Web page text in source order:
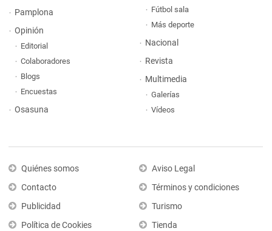
Pamplona
Opinión
Editorial
Colaboradores
Blogs
Encuestas
Osasuna
Fútbol sala
Más deporte
Nacional
Revista
Multimedia
Galerías
Vídeos
Quiénes somos
Contacto
Publicidad
Política de Cookies
Aviso Legal
Términos y condiciones
Turismo
Tienda